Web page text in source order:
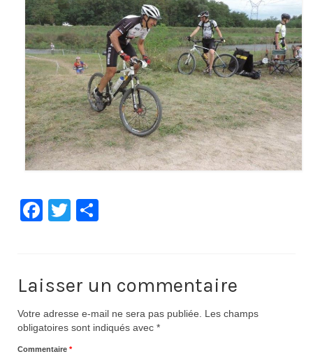
Facebook
Twitter
Laisser un commentaire
Votre adresse e-mail ne sera pas publiée.
Les champs
obligatoires sont indiqués avec *
Commentaire *